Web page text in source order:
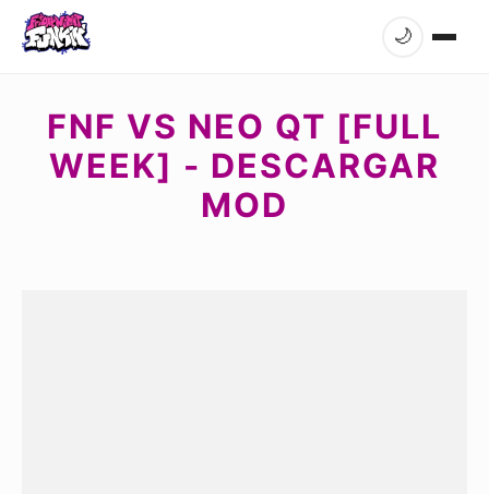
🌙
FNF VS NEO QT [FULL
WEEK] - DESCARGAR
MOD